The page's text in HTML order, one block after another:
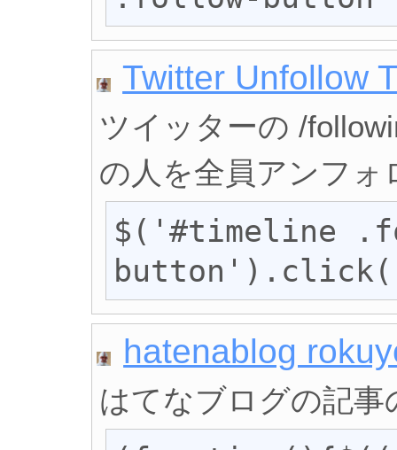
Twitter Unfollow
ツイッターの /
の人を全員アンフォ
$('#timeline
hatenablog
はてなブログの記